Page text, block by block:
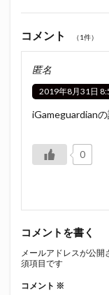
コメント （1件）
匿名
2019年8月31日
iGameguardian
0
コメントを書く
メールアドレスが公開
須項目です
コメント ※